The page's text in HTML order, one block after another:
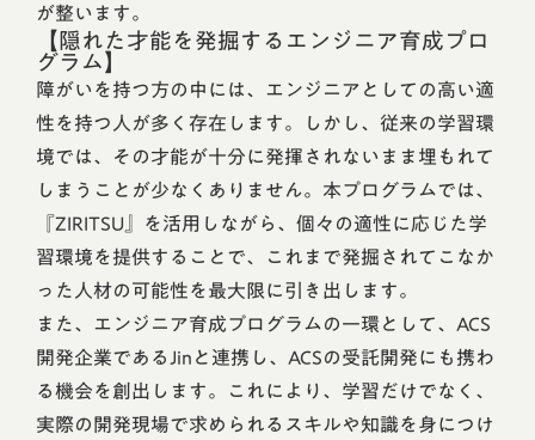
が整います。
【隠れた才能を発掘するエンジニア育成プロ
グラム】
障がいを持つ方の中には、エンジニアとしての高い適
性を持つ人が多く存在します。しかし、従来の学習環
境では、その才能が十分に発揮されないまま埋もれて
しまうことが少なくありません。本プログラムでは、
『ZIRITSU』を活用しながら、個々の適性に応じた学
習環境を提供することで、これまで発掘されてこなか
った人材の可能性を最大限に引き出します。
また、エンジニア育成プログラムの一環として、ACS
開発企業であるJinと連携し、ACSの受託開発にも携わ
る機会を創出します。これにより、学習だけでなく、
実際の開発現場で求められるスキルや知識を身につけ